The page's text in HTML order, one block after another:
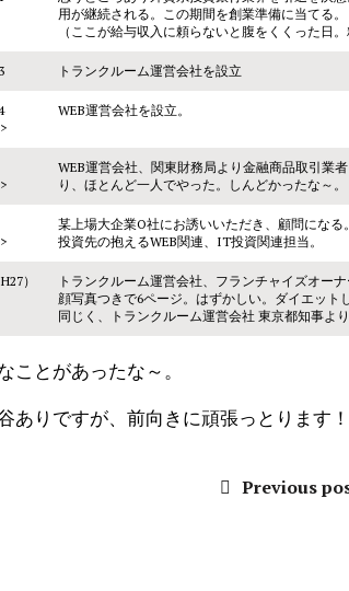
用が継続される。この期間を創業準備に当てる。
（ここが給与収入に頼らないと腹をくくった日。
トランクルーム運営会社を設立
WEB運営会社を設立。
WEB運営会社、関東財務局より金融商品取引業
り、ほとんど一人でやった。しんどかったな～。
某上場大企業O社にお誘いいただき、顧問になる。
投資先の抱えるWEB関連、IT投資関連担当。
）
トランクルーム運営会社、フランチャイズオー
顔写真つきで6ページ。はずかしい。ダイエット
同じく、トランクルーム運営会社 東京都知事よ
ことがあったな～。
ありですが、前向きに頑張っとります！
Previous